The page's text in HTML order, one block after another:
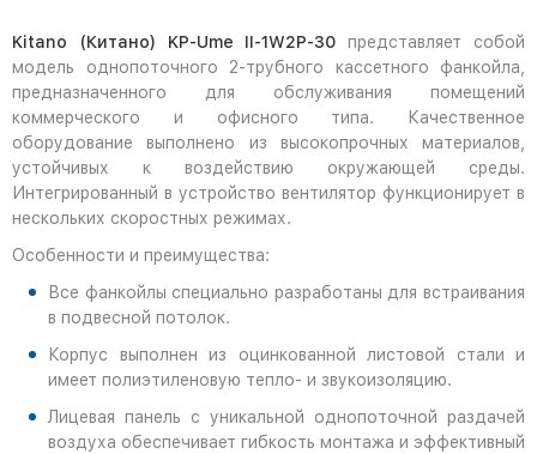
Kitano (Китано) KP-Ume II-1W2P-30 представляет собой
модель однопоточного 2-трубного кассетного фанкойла,
предназначенного для обслуживания помещений
коммерческого и офисного типа. Качественное
оборудование выполнено из высокопрочных материалов,
устойчивых к воздействию окружающей среды.
Интегрированный в устройство вентилятор функционирует в
нескольких скоростных режимах.
Особенности и преимущества:
Все фанкойлы специально разработаны для встраивания
в подвесной потолок.
Корпус выполнен из оцинкованной листовой стали и
имеет полиэтиленовую тепло- и звукоизоляцию.
Лицевая панель с уникальной однопоточной раздачей
воздуха обеспечивает гибкость монтажа и эффективный